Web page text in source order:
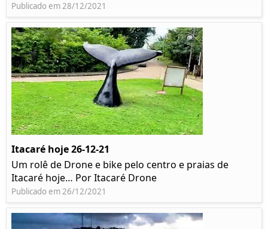
Publicado em 28/12/2021
Itacaré hoje 26-12-21
Um rolê de Drone e bike pelo centro e praias de
Itacaré hoje… Por Itacaré Drone
Publicado em 26/12/2021